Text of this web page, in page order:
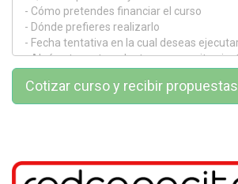
Cotizar curso y recibir propuestas